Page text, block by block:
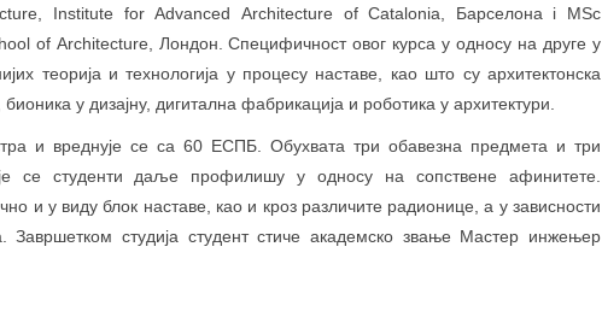
Institute for Advanced Architecture of Catalonia, Барселона i MSc
of Architecture, Лондон. Специфичност овог курса у односу на друге у
теорија и технологија у процесу наставе, као што су архитектонска
у дизајну, дигитална фабрикација и роботика у архитектури.
и вреднује се са 60 ЕСПБ. Обухвата три обавезна предмета и три
се студенти даље профилишу у односу на сопствене афинитете.
и у виду блок наставе, као и кроз различите радионице, а у зависности
студија студент стиче академско звање Мастер инжењер